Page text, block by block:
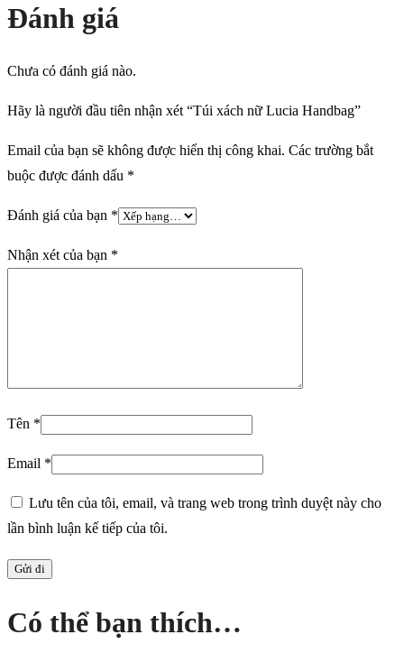
Đánh giá
Chưa có đánh giá nào.
Hãy là người đầu tiên nhận xét “Túi xách nữ Lucia Handbag”
Email của bạn sẽ không được hiển thị công khai. Các trường bắt
buộc được đánh dấu *
Đánh giá của bạn *
Nhận xét của bạn *
Tên *
Email *
Lưu tên của tôi, email, và trang web trong trình duyệt này cho
lần bình luận kế tiếp của tôi.
Có thể bạn thích…